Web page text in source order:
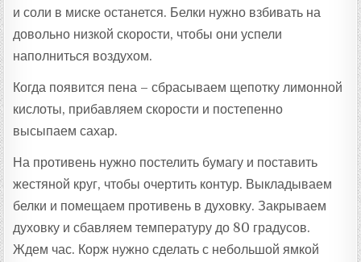
и соли в миске останется. Белки нужно взбивать на
довольно низкой скорости, чтобы они успели
наполниться воздухом.
Когда появится пена – сбрасываем щепотку лимонной
кислоты, прибавляем скорости и постепенно
высыпаем сахар.
На противень нужно постелить бумагу и поставить
жестяной круг, чтобы очертить контур. Выкладываем
белки и помещаем противень в духовку. Закрываем
духовку и сбавляем температуру до 80 градусов.
Ждем час. Корж нужно сделать с небольшой ямкой